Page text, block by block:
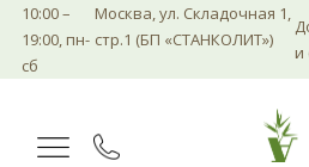
10:00 –
19:00, пн-
сб
Москва, ул. Складочная 1,
стр.1 (БП «СТАНКОЛИТ»)
и